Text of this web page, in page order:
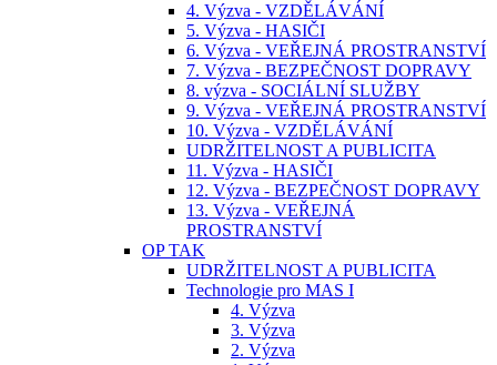
4. Výzva - VZDĚLÁVÁNÍ
5. Výzva - HASIČI
6. Výzva - VEŘEJNÁ PROSTRANSTVÍ
7. Výzva - BEZPEČNOST DOPRAVY
8. výzva - SOCIÁLNÍ SLUŽBY
9. Výzva - VEŘEJNÁ PROSTRANSTVÍ
10. Výzva - VZDĚLÁVÁNÍ
UDRŽITELNOST A PUBLICITA
11. Výzva - HASIČI
12. Výzva - BEZPEČNOST DOPRAVY
13. Výzva - VEŘEJNÁ
PROSTRANSTVÍ
OP TAK
UDRŽITELNOST A PUBLICITA
Technologie pro MAS I
4. Výzva
3. Výzva
2. Výzva